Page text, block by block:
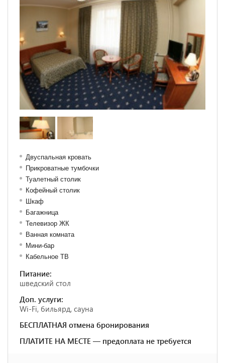
Двуспальная кровать
Прикроватные тумбочки
Туалетный столик
Кофейный столик
Шкаф
Багажница
Телевизор ЖК
Ванная комната
Мини-бар
Кабельное ТВ
Питание:
шведский стол
Доп. услуги:
Wi-Fi, бильярд, сауна
БЕСПЛАТНАЯ отмена бронирования
ПЛАТИТЕ НА МЕСТЕ — предоплата не требуется